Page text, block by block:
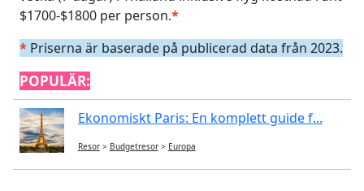
$1700-$1800 per person.*
* Priserna är baserade på publicerad data från 2023.
POPULÄR:
Ekonomiskt Paris: En komplett guide f...
Resor > Budgetresor > Europa